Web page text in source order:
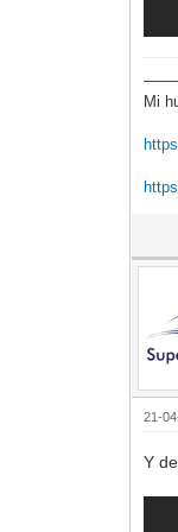
Mi
21-
Y